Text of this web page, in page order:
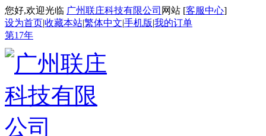
您好,欢迎光临 广州联庄科技有限公司 网站 [客服中心]
设为首页|收藏本站|繁体中文|手机版|我的订单
第17年